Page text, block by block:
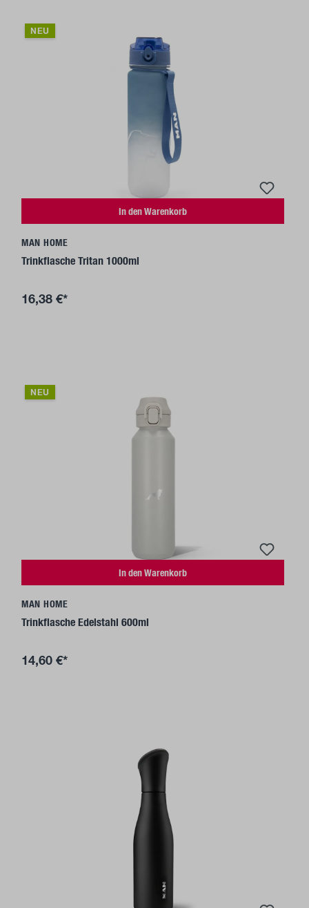
NEU
In den Warenkorb
MAN HOME
Trinkflasche Tritan 1000ml
16,38 €*
NEU
In den Warenkorb
MAN HOME
Trinkflasche Edelstahl 600ml
14,60 €*